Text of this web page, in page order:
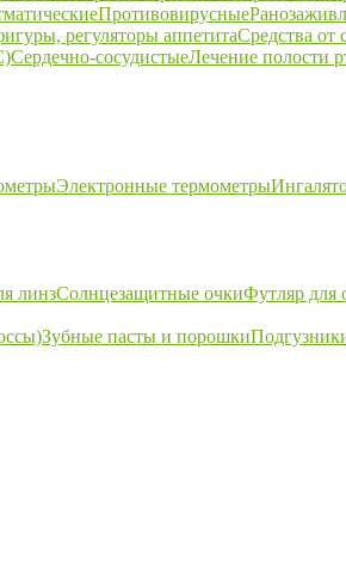
Противовирусные
регуляторы аппетитаСредства от
Сердечно-сосудистыеЛечение полости
Электронные термометры
линзСолнцезащитные очкиФутляр для
Зубные пасты и порошки